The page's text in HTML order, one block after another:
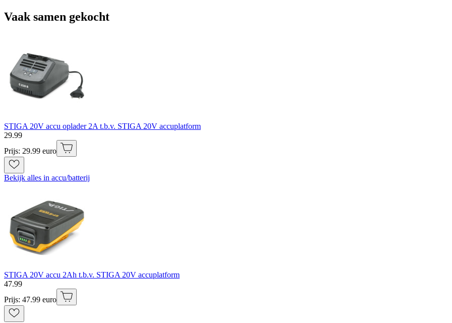
Vaak samen gekocht
STIGA 20V accu oplader 2A t.b.v. STIGA 20V accuplatform
29.99
Prijs: 29.99 euro
Bekijk alles in accu/batterij
STIGA 20V accu 2Ah t.b.v. STIGA 20V accuplatform
47.99
Prijs: 47.99 euro